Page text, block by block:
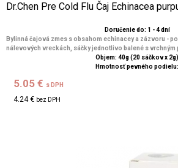
Dr.Chen Pre Cold Flu Čaj Echinacea
Doručenie do: 1 - 4 dní
Bylinná čajová zmes s obsahom echinacey a zázvoru -
nálevových vreckách, sáčky jednotlivo balené s vrchným
Objem: 40g (20 sáčkov x 2g)
Hmotnosť pevného podielu:
5.05 € s DPH
4.24 € bez DPH